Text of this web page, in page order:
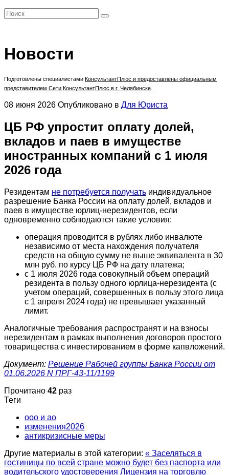
Новости
Подготовлены специалистами КонсультантПлюс и предоставлены официальным
представителем Сети КонсультантПлюс в г. Челябинске
08 июня 2026 Опубликовано в Для Юриста
ЦБ РФ упростит оплату долей,
вкладов и паев в имуществе
иностранных компаний с 1 июля
2026 года
Резидентам не потребуется получать индивидуальное
разрешение Банка России на оплату долей, вкладов и
паев в имуществе юрлиц-нерезидентов, если
одновременно соблюдаются такие условия:
операция проводится в рублях либо инвалюте
независимо от места нахождения получателя
средств на общую сумму не выше эквивалента в 30
млн руб. по курсу ЦБ РФ на дату платежа;
с 1 июля 2026 года совокупный объем операций
резидента в пользу одного юрлица-нерезидента (с
учетом операций, совершенных в пользу этого лица
с 1 апреля 2024 года) не превышает указанный
лимит.
Аналогичные требования распространят и на взносы
нерезидентам в рамках выполнения договоров простого
товарищества с инвестированием в форме капвложений.
Документ: Решение Рабочей группы Банка России от
01.06.2026 N ПРГ-43-11/1199
Прочитано 42 раз
Теги
ооо и ао
изменения2026
антикризисные меры
Другие материалы в этой категории: « Заселяться в
гостиницы по всей стране можно будет без паспорта или
водительского удостоверения Лицензия на торговлю